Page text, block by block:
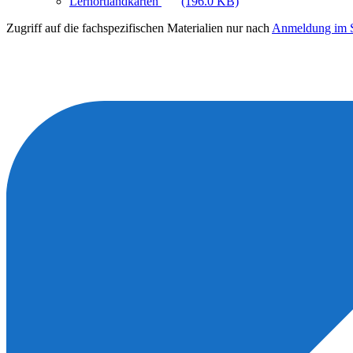
Zugriff auf die fachspezifischen Materialien nur nach Anmeldung im